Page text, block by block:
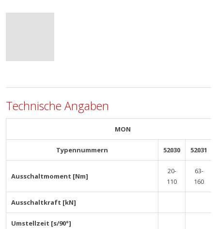
Technische Angaben
MON
Typennummern 52030 52031
Ausschaltmoment [Nm]
20-
110
63-
160
Ausschaltkraft [kN]
Umstellzeit [s/90°]